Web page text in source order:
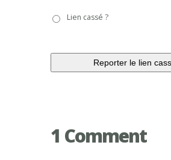
casséLien cassé ?
1 Comment